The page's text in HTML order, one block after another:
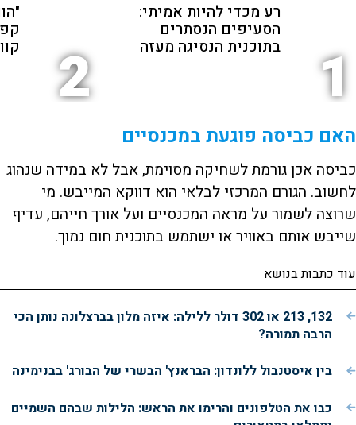
1
רע מכדי להיות אמיתי:
הסעיפים הנסתרים
בתוכנית הנסיגה מעזה 2
האם כביסה פוגעת במכנסיים
כביסה אכן גורמת לשחיקה מסוימת, אבל לא במידה שנהוג
לחשוב. הגורם המרכזי לבלאי הוא דווקא המייבש. מי
שרוצה לשמור על מראה המכנסיים ועל אורך חייהם, עדיף
שייבש אותם באוויר או ישתמש בתוכנית חום נמוך.
עוד כתבות בנושא
132, 213 או 302 דולר ללילה: איזה מלון בברצלונה נותן הכי
הרבה תמורה?
בין איסטנבול ללונדון: הבראנץ' הבשרי של הבורג' בבנימינה
כבו את הטלפונים והרימו את הראש: הלילות שבהם השמיים